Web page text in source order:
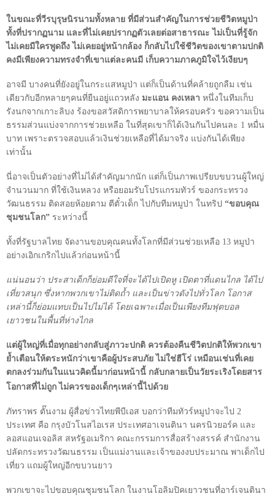
ในขณะที่วีรบุรุษนิรนามทั้งหลาย ที่มีส่วนสำคัญในการช่วยชีวิตหมูป่า
ทั้งที่ปรากฏนาม และที่ไม่เคยปรากฏตัวเลยต่อสาธารณะ ไม่เป็นที่รู้จัก
ไม่เคยมีใครพูดถึง ไม่เคยอยู่หน้ากล้อง ก็กลับไปใช้ชีวิตของเขาตามปกติ
คงมีเพียงความทรงจำที่เขาแต่ละคนมี เก็บความภาคภูมิใจไว้เงียบๆ
อาจมี บางคนที่ยังอยู่ในกระแสหมูป่า แต่ก็เป็นด้านที่คล้ายถูกลืม เช่น
เดียวกับอีกหลายๆคนที่ยืนอยู่แถวหลัง มะแอน คงเหลา หนึ่งในทีมเก็บ
รังนกจากเกาะลิบง ร้องขอสวัสดิการพยาบาลให้ครอบครัว ขอความเป็น
ธรรมส่วนแบ่งจากการช่วยเหลือ ในที่สุดเขาก็ได้เงินกันไปคนละ 1 หมื่น
บาท เพราะตรวจสอบแล้วเงินช่วยเหลือที่ได้มาจริง แบ่งกันได้เพียง
เท่านั้น
นี่อาจเป็นตัวอย่างที่ไม่ได้สำคัญมากนัก แต่ก็เป็นภาพเปรียบขบวนผู้ใหญ่
จำนวนมาก ที่ใช้เงินหลวง หรือยอมรับโปรแกรมทัวร์ ของกระทรวง
วัฒนธรรม ติดสอยห้อยตาม ตีตั๋วเด็ก ไปกับทีมหมูป่า ในทริป “ขอบคุณ
ชุมชนโลก” ระหว่างนี้
ทั้งที่รัฐบาลไทย จัดงานขอบคุณคนทั้งโลกที่มีส่วนช่วยเหลือ 13 หมูป่า
อย่างเอิกเกริกไปแล้วก่อนหน้านี้
แน่นอนว่า ประสาเด็กก็ย่อมดีใจที่จะได้ไปเปิดหู เปิดตาที่แดนไกล ได้ไป
เที่ยวสนุก ซึ่งหากพวกเขาไม่ติดถ้ำ และเป็นข่าวดังไปทั่วโลก โอกาส
เหล่านี้ก็ย่อมแทบเป็นไปไม่ได้ โดยเฉพาะเมื่อเป็นเพียงทีมฟุตบอล
เยาวชนในพื้นที่ห่างไกล
แต่ผู้ใหญ่ที่เมื่อทุกอย่างกลับสู่ภาวะปกติ ควรต้องคืนชีวิตปกติให้พวกเขา
ย้ำเตือนให้ตระหนักว่าเขาคือผู้ประสบภัย ไม่ใช่ฮีโร่ เหมือนเช่นที่เคย
ตกลงร่วมกันในแนวคิดนี้มาก่อนหน้านี้ กลับกลายเป็นวัยระเริงโดยสาร
โอกาสที่ไม่ถูก ไม่ควรของเด็กๆเหล่านี้ไปด้วย
ภัทราพร ตั๊นงาม ผู้สื่อข่าวไทยพีบีเอส บอกว่าทีมทัวร์หมูป่าจะไป 2
ประเทศ คือ กรุงบัวโนสไอเรส ประเทศอาเจนตินา นครนิวยอร์ค และ
ลอสแอนเจอลิส สหรัฐอเมริกา คณะกรรมการสื่อสร้างสรรค์ สำนักงาน
ปลัดกระทรวงวัฒนธรรม เป็นแม่งานและเจ้าของงบประมาณ พาเด็กไป
เที่ยว แถมผู้ใหญ่อีกขบวนยาว
พวกเขาจะไปขอบคุณชุมชนโลก ในงานโอลิมปิคเยาวชนที่อาร์เจนตินา